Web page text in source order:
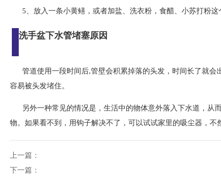
5、放入一条小黄鳝，或者加盐、洗衣粉，食醋、小苏打粉
洗手盆下水管堵塞原因
管道使用一段时间后,管壁会积累掉落的头发，时间长了就
容易被头发堵住。
另外一种常见的情况是，生活中的物体意外落入下水道，从
物。如果看不到，用钩子解决不了，可以试试家里的吸尘器，不
上一篇：
下一篇：